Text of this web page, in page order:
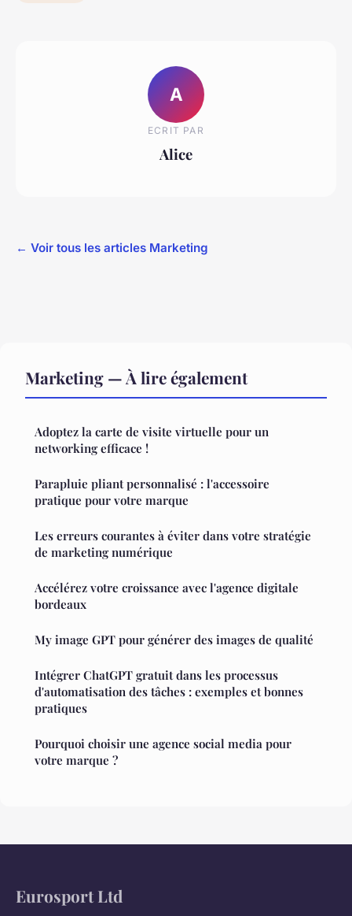
A
ECRIT PAR
Alice
← Voir tous les articles Marketing
Marketing — À lire également
Adoptez la carte de visite virtuelle pour un
networking efficace !
Parapluie pliant personnalisé : l'accessoire
pratique pour votre marque
Les erreurs courantes à éviter dans votre stratégie
de marketing numérique
Accélérez votre croissance avec l'agence digitale
bordeaux
My image GPT pour générer des images de qualité
Intégrer ChatGPT gratuit dans les processus
d'automatisation des tâches : exemples et bonnes
pratiques
Pourquoi choisir une agence social media pour
votre marque ?
Eurosport Ltd